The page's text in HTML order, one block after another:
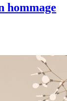
hommage